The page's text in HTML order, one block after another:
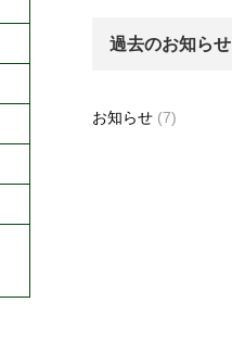
過去のお知らせ
お知らせ (7)